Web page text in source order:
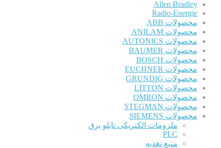
Allen Bradley
Radio-Energie
محصولات ABB
محصولات ANILAM
محصولات AUTONICS
محصولات BAUMER
محصولات BOSCH
محصولات EUCHNER
محصولات GRUNDIG
محصولات LITTON
محصولات OMRON
محصولات STEGMAN
محصولات SIEMENS
ملزومات الکتریکی تابلو برق
PLC
منبع تغذیه